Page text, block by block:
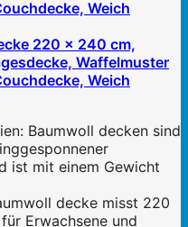
220 x 240 cm,
Waffelmuster
Weich
Baumwoll decken sind
ist mit einem Gewicht
decke misst 220
Erwachsene und